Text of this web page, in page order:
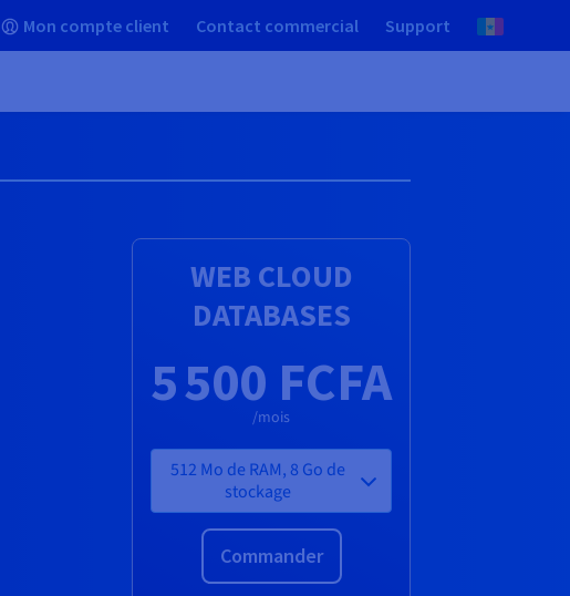
Mon compte client Contact commercial Support
WEB CLOUD
DATABASES
512 Mo de RAM, 8 Go de
stockage
5 500 FCFA
/mois
Commander